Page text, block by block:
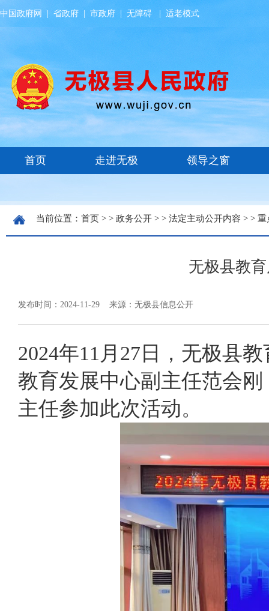
中国政府网 省政府 市政府 无障碍 适老模式
当前位置： 首页 > > 政务公开 > > 法定主动公开内容 > > 重
无极县教
发布时间：2024-11-29 来源：无极县信息公开
2024年11月27日，无极县
教育发展中心副主任范会
主任参加此次活动。